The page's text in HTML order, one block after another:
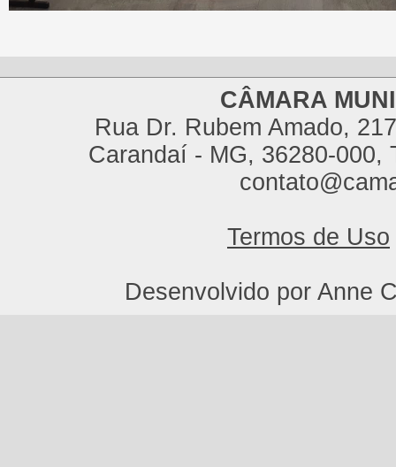
CÂMARA
Rua Dr. Rubem Amado,
Carandaí - MG, 36280-000,
Termos de Uso
Desenvolvido por Anne